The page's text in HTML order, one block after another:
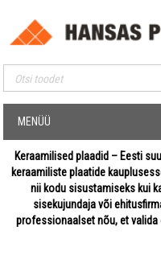
MENÜÜ
Keraamilised plaadid – Eesti
keraamiliste plaatide
nii kodu sisustamiseks kui
sisekujundaja või
professionaalset nõu, et valida